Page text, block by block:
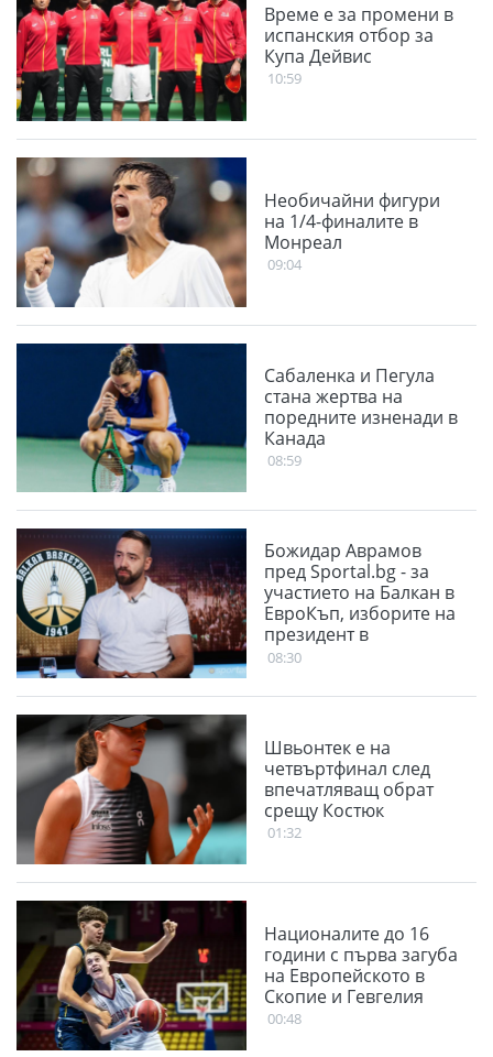
Време е за промени в
испанския отбор за
Купа Дейвис
10:59
Необичайни фигури
на 1/4-финалите в
Монреал
09:04
Сабаленка и Пегула
стана жертва на
поредните изненади в
Канада
08:59
Божидар Аврамов
пред Sportal.bg - за
участието на Балкан в
ЕвроКъп, изборите на
президент в
БФБаскетбол и
08:30
Швьонтек е на
четвъртфинал след
впечатляващ обрат
срещу Костюк
01:32
Националите до 16
години с първа загуба
на Европейското в
Скопие и Гевгелия
00:48